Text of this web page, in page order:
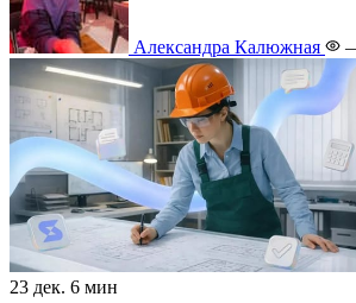
Александра Калюжная
23 дек. 6 мин